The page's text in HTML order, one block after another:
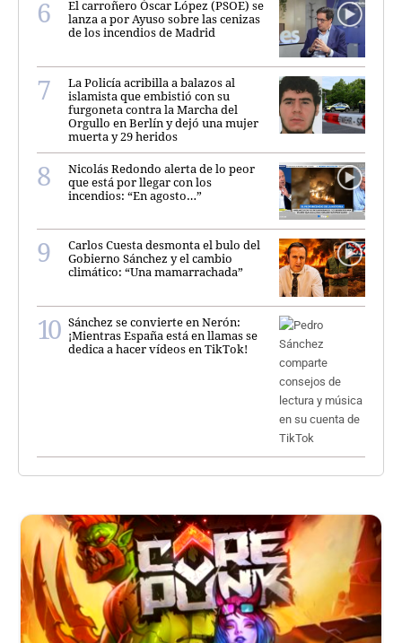
El carroñero Óscar López (PSOE) se
lanza a por Ayuso sobre las cenizas
de los incendios de Madrid
La Policía acribilla a balazos al
islamista que embistió con su
furgoneta contra la Marcha del
Orgullo en Berlín y dejó una mujer
muerta y 29 heridos
Nicolás Redondo alerta de lo peor
que está por llegar con los
incendios: “En agosto…”
Carlos Cuesta desmonta el bulo del
Gobierno Sánchez y el cambio
climático: “Una mamarrachada”
Sánchez se convierte en Nerón:
¡Mientras España está en llamas se
dedica a hacer vídeos en TikTok!